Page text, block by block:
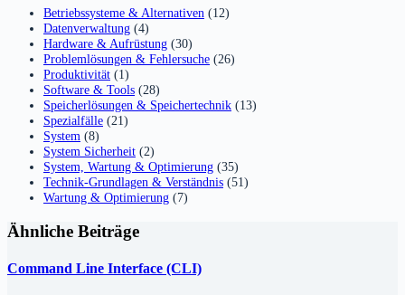
Betriebssysteme & Alternativen (12)
Datenverwaltung (4)
Hardware & Aufrüstung (30)
Problemlösungen & Fehlersuche (26)
Produktivität (1)
Software & Tools (28)
Speicherlösungen & Speichertechnik (13)
Spezialfälle (21)
System (8)
System Sicherheit (2)
System, Wartung & Optimierung (35)
Technik-Grundlagen & Verständnis (51)
Wartung & Optimierung (7)
Ähnliche Beiträge
Command Line Interface (CLI)